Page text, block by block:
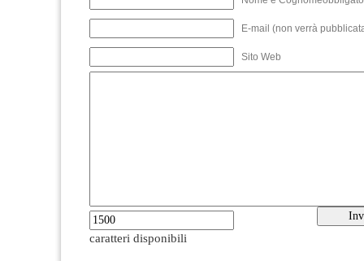
E-mail (non verrà
Sito Web
caratteri disponibili